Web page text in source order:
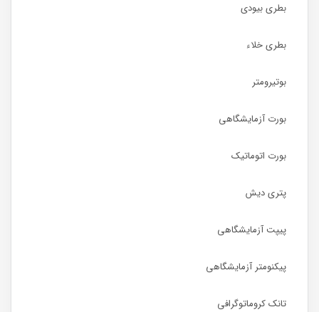
بطری بیودی
بطری خلاء
بوتیرومتر
بورت آزمایشگاهی
بورت اتوماتیک
پتری دیش
پیپت آزمایشگاهی
پیکنومتر آزمایشگاهی
تانک کروماتوگرافی